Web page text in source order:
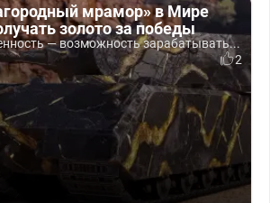
мрамор» в Мире
золото за победы
— возможность зарабатывать...
2